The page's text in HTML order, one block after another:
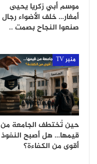
موسم أبي زكريا يحيى
أمغار… خلف الأضواء رجال
صنعوا النجاح بصمت ..
منبر TV
حين تُختطف الجامعة من
قيمها… هل أصبح النفوذ
أقوى من الكفاءة؟